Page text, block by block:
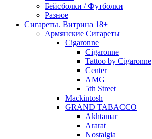
Бейсболки / Футболки
Разное
Сигареты. Витрина 18+
Армянские Сигареты
Cigaronne
Cigaronne
Tattoo by Cigaronne
Center
AMG
5th Street
Mackintosh
GRAND TABACCO
Akhtamar
Ararat
Nostalgia